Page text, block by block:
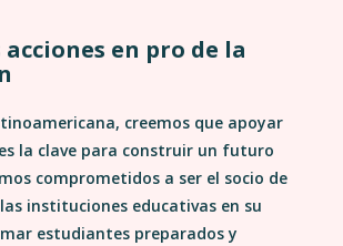
en pro de la
creemos que apoyar
la clave para construir un futuro
comprometidos a ser el socio de
instituciones educativas en su
estudiantes preparados y